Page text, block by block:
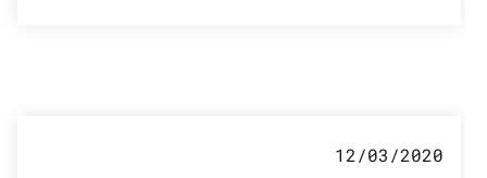
12/03/2020